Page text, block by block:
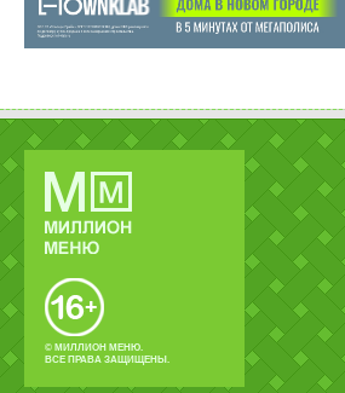
© МИЛЛИОН МЕНЮ.
ВСЕ ПРАВА ЗАЩИЩЕНЫ.